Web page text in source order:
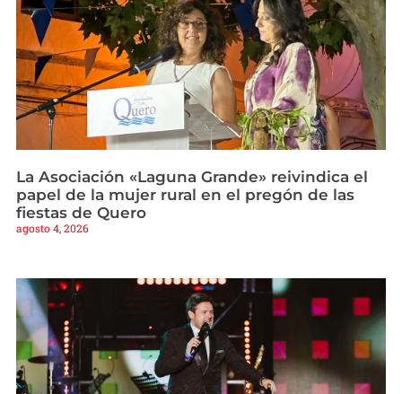
La Asociación «Laguna Grande» reivindica el
papel de la mujer rural en el pregón de las
fiestas de Quero
agosto 4, 2026